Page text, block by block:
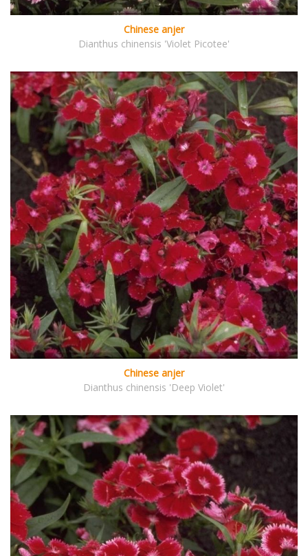
Chinese anjer
Dianthus chinensis 'Violet Picotee'
Chinese anjer
Dianthus chinensis 'Deep Violet'